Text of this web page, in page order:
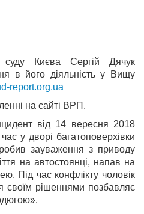
суду Києва Сергій Дячук
в його діяльність у Вищу
report.org.ua
на сайті ВРП.
від 14 вересня 2018
у дворі багатоповерхівки
зауваження з приводу
на автостоянці, напав на
Під час конфлікту чоловік
своїм рішеннями позбавляє